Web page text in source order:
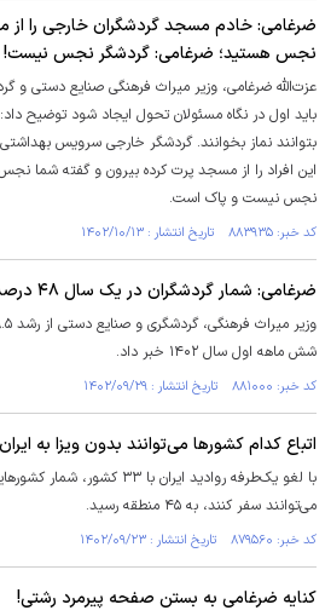
ضرغامی: خادم مسجد گردشگران خارجی را از
نجس هستید؛ ضرغامی: گردشگر نجس نیست!
عزت‌الله ضرغامی، وزیر میراث فرهنگی صنایع دستی و
باید اول در نگاه مسئولان تحول ایجاد شود توضیح
بتوانند نماز بخوانند. گردشگر خارجی سرویس
این افراد را از مسجد پرت کرده بیرون و گفته شما
نجس نیست و پاک است.
کد خبر: ۸۸۳۹۳۵ تاریخ انتشار : ۱۴۰۲/۱۰/۱۳
ضرغامی: شمار گردشگران در یک سال ۴۸ درصد افزایش یافت
شش ماهه اول سال ۱۴۰۲ خبر داد.
کد خبر: ۸۸۱۰۰۰ تاریخ انتشار : ۱۴۰۲/۰۹/۲۹
اتباع کدام کشور‌ها می‌توانند بدون ویزا به
با لغو یک‌طرفه روادید ایران با
می‌توانند سفر کنند، به ۴۵ منطقه رسید.
کد خبر: ۸۷۹۵۶۰ تاریخ انتشار : ۱۴۰۲/۰۹/۲۳
کنایه ضرغامی به بستن صفحه پیرمرد رشتی!